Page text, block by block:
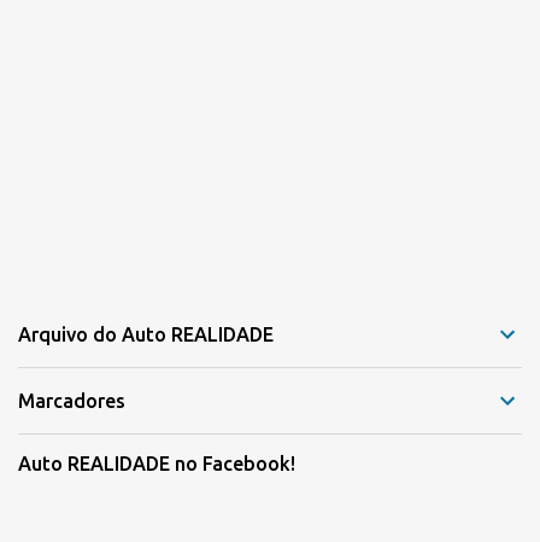
Arquivo do Auto REALIDADE
Marcadores
Auto REALIDADE no Facebook!